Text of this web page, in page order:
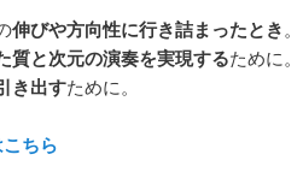
伸びや方向性に行き詰まったとき。
質と次元の演奏を実現するために。
き出すために。
ちら